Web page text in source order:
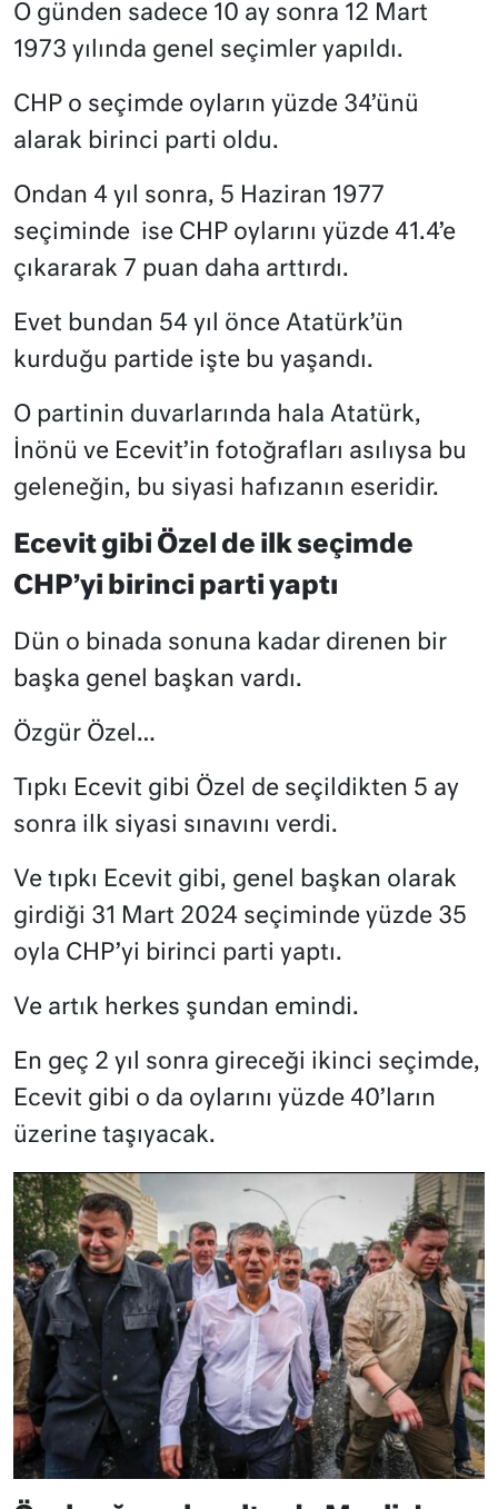
O günden sadece 10 ay sonra 12 Mart
1973 yılında genel seçimler yapıldı.
CHP o seçimde oyların yüzde 34’ünü
alarak birinci parti oldu.
Ondan 4 yıl sonra, 5 Haziran 1977
seçiminde ise CHP oylarını yüzde 41.4’e
çıkararak 7 puan daha arttırdı.
Evet bundan 54 yıl önce Atatürk’ün
kurduğu partide işte bu yaşandı.
O partinin duvarlarında hala Atatürk,
İnönü ve Ecevit’in fotoğrafları asılıysa bu
geleneğin, bu siyasi hafızanın eseridir.
Ecevit gibi Özel de ilk seçimde
CHP’yi birinci parti yaptı
Dün o binada sonuna kadar direnen bir
başka genel başkan vardı.
Özgür Özel…
Tıpkı Ecevit gibi Özel de seçildikten 5 ay
sonra ilk siyasi sınavını verdi.
Ve tıpkı Ecevit gibi, genel başkan olarak
girdiği 31 Mart 2024 seçiminde yüzde 35
oyla CHP’yi birinci parti yaptı.
Ve artık herkes şundan emindi.
En geç 2 yıl sonra gireceği ikinci seçimde,
Ecevit gibi o da oylarını yüzde 40’ların
üzerine taşıyacak.